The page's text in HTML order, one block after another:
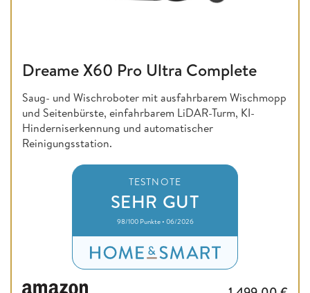
Dreame X60 Pro Ultra Complete
Saug- und Wischroboter mit ausfahrbarem Wischmopp
und Seitenbürste, einfahrbarem LiDAR-Turm, KI-
Hinderniserkennung und automatischer
Reinigungsstation.
TESTNOTE
SEHR GUT
98/100 Punkte • 06/2026